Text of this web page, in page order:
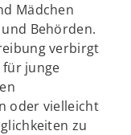
Mädchen
Behörden.
verbirgt
für junge
oder vielleicht
zu